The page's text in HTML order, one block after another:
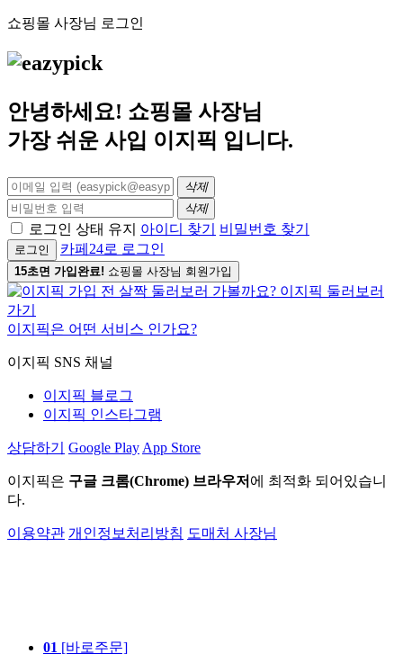
쇼핑몰 사장님 로그인
안녕하세요! 쇼핑몰 사장님
가장 쉬운 사입 이지픽 입니다.
삭제
삭제
로그인 상태 유지 아이디 찾기 비밀번호 찾기
로그인 카페24로 로그인
15초면 가입완료! 쇼핑몰 사장님 회원가입
이지픽은 어떤 서비스 인가요?
이지픽 SNS 채널
이지픽 블로그
이지픽 인스타그램
상담하기 Google Play App Store
이지픽은 구글 크롬(Chrome) 브라우저 에 최적화 되어있습니
다.
이용약관 개인정보처리방침 도매처 사장님
01 [바로주문]